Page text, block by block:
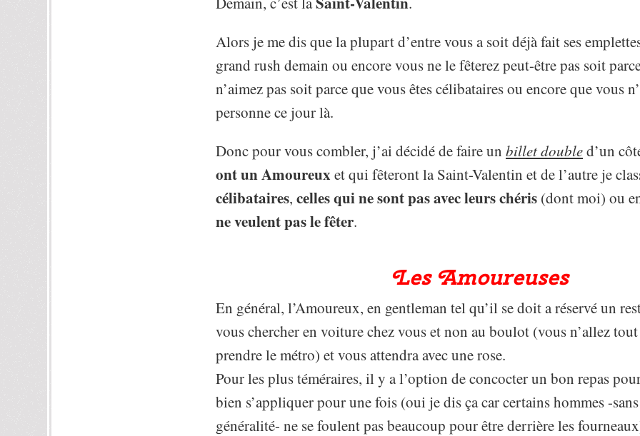
Alors je me dis que la plupart d’entre vous a soit déjà fait ses
grand rush demain ou encore vous ne le fêterez peut-être pas soit
n’aimez pas soit parce que vous êtes célibataires ou encore que vous
personne ce jour là.
Donc pour vous combler, j’ai décidé de faire un billet doubled’un
ont un Amoureux et qui fêteront la Saint-Valentin et de l’autre je
célibataires, celles qui ne sont pas avec leurs chéris (dont moi) ou
ne veulent pas le fêter.
Les Amoureuses
En général, l’Amoureux, en gentleman tel qu’il se doit a réservé un
vous chercher en voiture chez vous et non au boulot (vous n’allez tout
prendre le métro) et vous attendra avec une rose.
Pour les plus téméraires, il y a l’option de concocter un bon repas
bien s’appliquer pour une fois (oui je dis ça car certains hommes -
généralité- ne se foulent pas beaucoup pour être derrière les